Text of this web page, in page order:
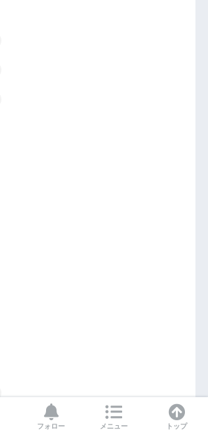
フォロー メニュー トップ